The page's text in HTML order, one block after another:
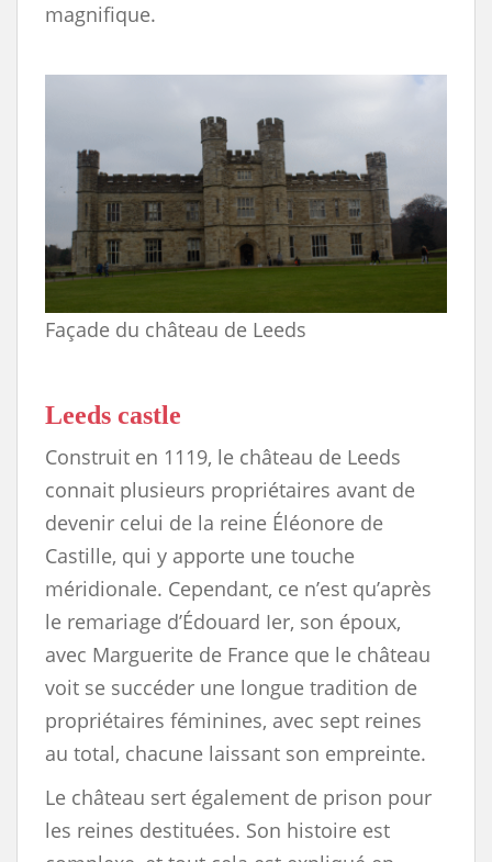
magnifique.
Façade du château de Leeds
Leeds castle
Construit en 1119, le château de Leeds
connait plusieurs propriétaires avant de
devenir celui de la reine Éléonore de
Castille, qui y apporte une touche
méridionale. Cependant, ce n’est qu’après
le remariage d’Édouard Ier, son époux,
avec Marguerite de France que le château
voit se succéder une longue tradition de
propriétaires féminines, avec sept reines
au total, chacune laissant son empreinte.
Le château sert également de prison pour
les reines destituées. Son histoire est